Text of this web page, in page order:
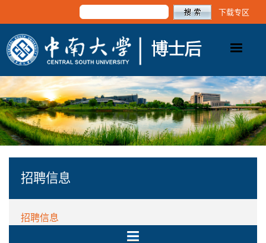
下载专区
招聘信息
招聘信息